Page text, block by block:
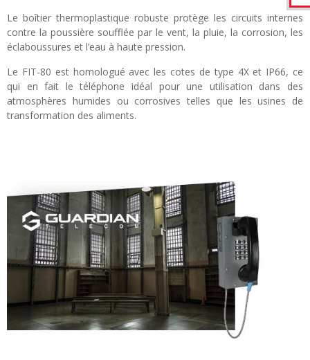
Le boîtier thermoplastique robuste protège les circuits internes
contre la poussière soufflée par le vent, la pluie, la corrosion, les
éclaboussures et l’eau à haute pression.
Le FIT-80 est homologué avec les cotes de type 4X et IP66, ce
qui en fait le téléphone idéal pour une utilisation dans des
atmosphères humides ou corrosives telles que les usines de
transformation des aliments.